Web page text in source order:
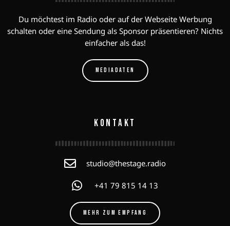
Du möchtest im Radio oder auf der Webseite Werbung
schalten oder eine Sendung als Sponsor präsentieren? Nichts
einfacher als das!
MEDIADATEN
KONTAKT
studio@thestage.radio
+41 79 815 14 13
MEHR ZUM EMPFANG